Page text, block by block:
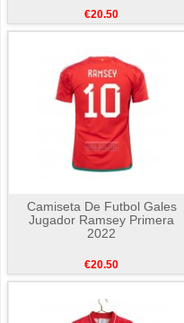
€20.50
Camiseta De Futbol Gales
Jugador Ramsey Primera
2022
€20.50